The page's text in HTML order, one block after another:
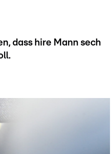
dass hire Mann sech